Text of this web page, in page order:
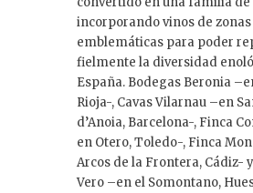
incorporando vinos de zonas
emblemáticas para poder
fielmente la diversidad
España. Bodegas Beronia
Rioja-, Cavas Vilarnau –en
d’Anoia, Barcelona-, Finca
en Otero, Toledo-, Finca
Arcos de la Frontera, Cádiz-
Vero –en el Somontano,